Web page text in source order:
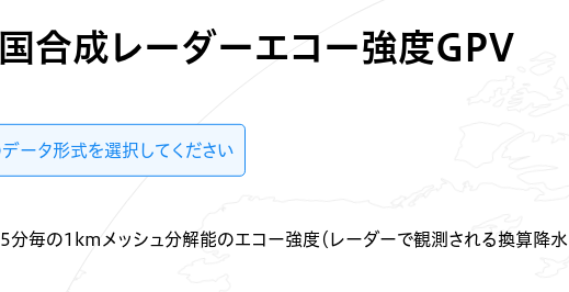
合成レーダーエコー強度GPV
ータ形式を選択してください
分毎の1kmメッシュ分解能のエコー強度（レーダーで観測される換算降水